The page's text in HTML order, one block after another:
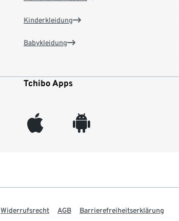
Kinderkleidung
Babykleidung
Tchibo Apps
appleinc android
Widerrufsrecht AGB Barrierefreiheitserklärung